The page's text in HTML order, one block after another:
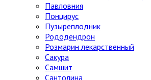
Павловния
Понцирус
Пузыреплодник
Рододендрон
Розмарин лекарственный
Сакура
Самшит
Сантолина